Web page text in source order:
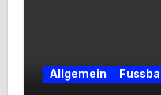
Allgemein Fussball